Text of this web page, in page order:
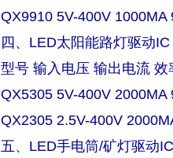
QX9910 5V-400V 1000MA
四、LED太阳能路灯驱动IC
型号 输入电压 输出电流 效
QX5305 5V-400V 2000MA
QX2305 2.5V-400V
五、LED手电筒/矿灯驱动